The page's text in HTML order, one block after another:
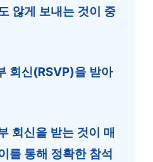
않게 보내는 것이 중
회신(RSVP)을 받아
회신을 받는 것이 매
를 통해 정확한 참석